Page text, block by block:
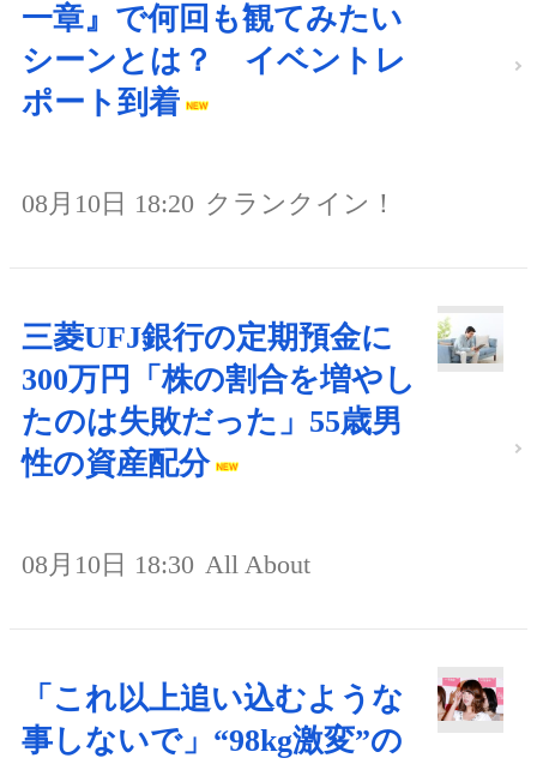
一章』で何回も観てみたい
シーンとは？ イベントレ
ポート到着
08月10日 18:20 クランクイン！
三菱UFJ銀行の定期預金に
300万円「株の割合を増やし
たのは失敗だった」55歳男
性の資産配分
08月10日 18:30 All About
「これ以上追い込むような
事しないで」“98kg激変”の